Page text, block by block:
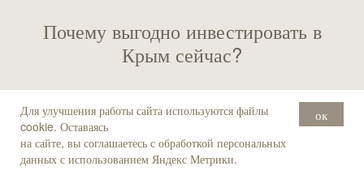
Для улучшения работы сайта используются файлы
cookie. Оставаясь
на сайте, вы соглашаетесь с обработкой персональных
данных с использованием Яндекс Метрики.
ок
Почему выгодно инвестировать в
Крым сейчас?